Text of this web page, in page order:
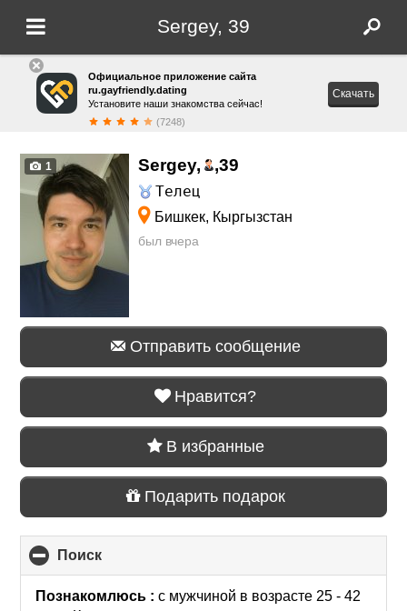
Sergey, 39
Официальное приложение сайта
ru.gayfriendly.dating
Установите наши знакомства сейчас!
(7248)
Скачать
1 Sergey, ,39
Телец
Бишкек, Кыргызстан
был вчера
Отправить сообщение
Нравится?
В избранные
Подарить подарок
Поиск
to
collapse
Познакомлюсь :с мужчиной в возрасте 25 - 42